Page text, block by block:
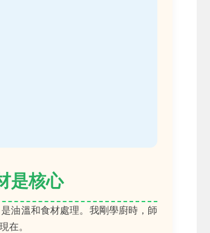
是核心
油溫和食材處理。我剛學廚時，師
在。